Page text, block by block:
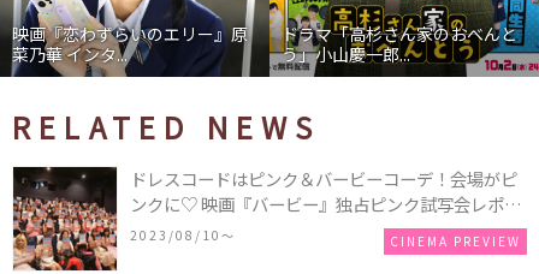
映画『恋わずらいのエリー』原
菜乃華 インタ...
ドラマ「高杉さん家のおべんと
う」小山慶一郎...
RELATED NEWS
ドレスコードはピンク＆バービーコーデ！会場がピ
ンクに♡ 映画『バービー』独占ピンク試写会レポー
トをお届け！
2023/08/10〜 CINEMA PREVIEW